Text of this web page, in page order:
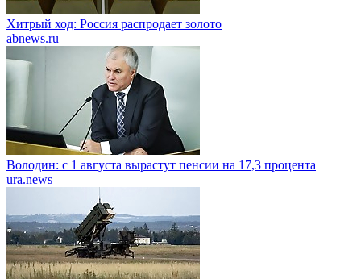
Хитрый ход: Россия распродает золото
abnews.ru
Володин: с 1 августа вырастут пенсии на 17,3 процента
ura.news